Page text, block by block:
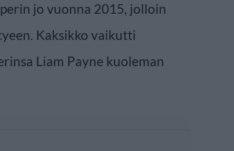
jo vuonna 2015, jolloin
Kaksikko vaikutti
Liam Payne kuoleman